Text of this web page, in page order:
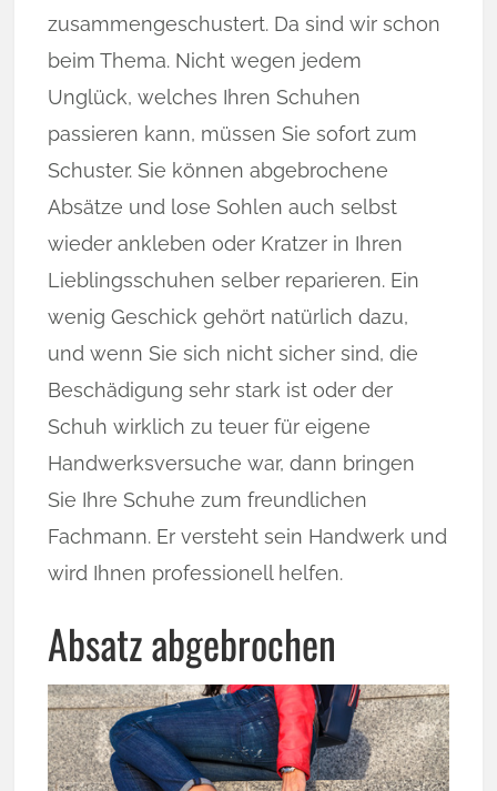
zusammengeschustert. Da sind wir schon
beim Thema. Nicht wegen jedem
Unglück, welches Ihren Schuhen
passieren kann, müssen Sie sofort zum
Schuster. Sie können abgebrochene
Absätze und lose Sohlen auch selbst
wieder ankleben oder Kratzer in Ihren
Lieblingsschuhen selber reparieren. Ein
wenig Geschick gehört natürlich dazu,
und wenn Sie sich nicht sicher sind, die
Beschädigung sehr stark ist oder der
Schuh wirklich zu teuer für eigene
Handwerksversuche war, dann bringen
Sie Ihre Schuhe zum freundlichen
Fachmann. Er versteht sein Handwerk und
wird Ihnen professionell helfen.
Absatz abgebrochen